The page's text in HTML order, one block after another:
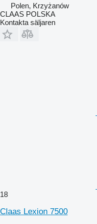
Polen, Krzyżanów
CLAAS POLSKA
Kontakta säljaren
18
Claas Lexion 7500